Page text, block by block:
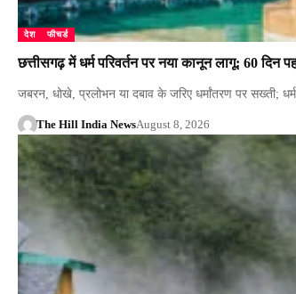
देश फीचर्ड
छत्तीसगढ़ में धर्म परिवर्तन पर नया कानून लागू: 60 दिन
जबरन, धोखे, प्रलोभन या दबाव के जरिए धर्मांतरण पर सख्ती;
The Hill India NewsAugust 8, 2026